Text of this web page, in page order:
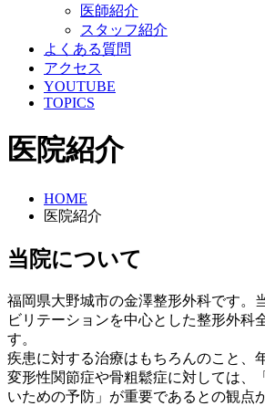
医師紹介
スタッフ紹介
よくある質問
アクセス
YOUTUBE
TOPICS
医院紹介
HOME
医院紹介
当院について
福岡県大野城市の金澤整形外科です。
ビリテーションを中心とした整形外科
す。
疾患に対する治療はもちろんのこと、
変形性関節症や骨粗鬆症に対しては、
いための予防」が重要であるとの観点